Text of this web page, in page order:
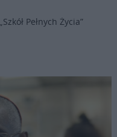
Pełnych Życia”